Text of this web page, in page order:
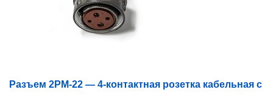
Разъем 2PM-22 — 4-контактная розетка кабельная с